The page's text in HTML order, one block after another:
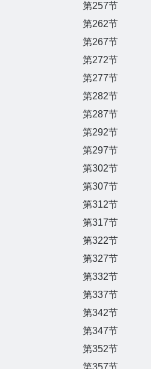
第257节
第262节
第267节
第272节
第277节
第282节
第287节
第292节
第297节
第302节
第307节
第312节
第317节
第322节
第327节
第332节
第337节
第342节
第347节
第352节
第357节